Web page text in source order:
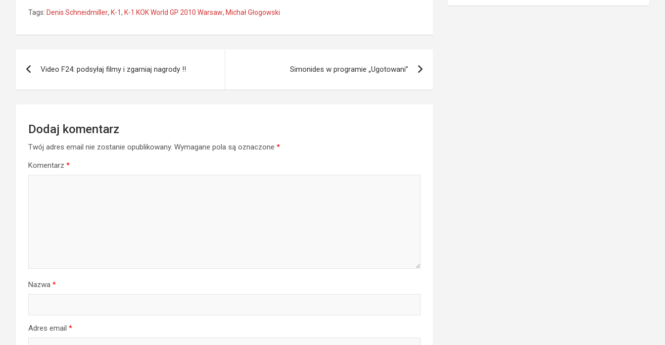
Tags: Denis Schneidmiller, K-1, K-1 KOK World GP 2010 Warsaw, Michał Głogowski
wpisu
Video F24: podsyłaj filmy i zgarniaj nagrody !! Simonides w programie „Ugotowani”
Dodaj komentarz
Twój adres email nie zostanie opublikowany. Wymagane pola są oznaczone *
Komentarz *
Nazwa *
Adres email *